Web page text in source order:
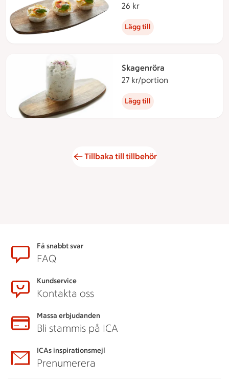
26 kr
Lägg till
Skagenröra
27 kr/portion
Lägg till
Tillbaka till tillbehör
SidfotFå snabbt svar
FAQ
Kundservice
Kontakta oss
Massa erbjudanden
Bli stammis på ICA
ICAs inspirationsmejl
Prenumerera